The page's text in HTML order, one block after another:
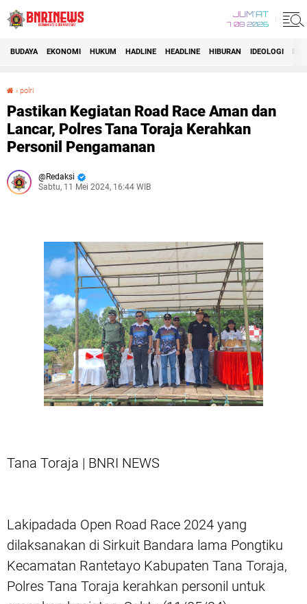
JUM'AT
7 08 2026
BUDAYA EKONOMI HUKUM HADLINE HEADLINE HIBURAN IDEOLOGI
› polri
Pastikan Kegiatan Road Race Aman dan
Lancar, Polres Tana Toraja Kerahkan
Personil Pengamanan
Redaksi
Sabtu, 11 Mei 2024, 16:44 WIB
Tana Toraja | BNRI NEWS
Lakipadada Open Road Race 2024 yang
dilaksanakan di Sirkuit Bandara lama Pongtiku
Kecamatan Rantetayo Kabupaten Tana Toraja,
Polres Tana Toraja kerahkan personil untuk